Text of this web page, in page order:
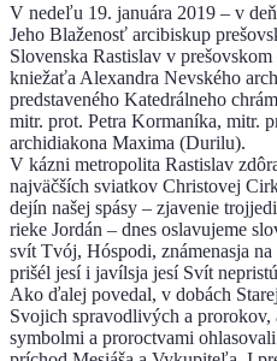
V nedeľu 19. januára 2019 – v
Jeho Blaženosť arcibiskup
Slovenska Rastislav v
kniežaťa Alexandra Nevského
predstaveného Katedrálneho
mitr. prot. Petra Kormaníka, mitr.
archidiakona Maxima (Durilu).
V kázni metropolita Rastislav
najväčších sviatkov Christovej
dejín našej spásy – zjavenie
rieke Jordán – dnes oslavujeme
svít Tvój, Hóspodi, známenasja
prišél jesí i javílsja jesí Svít
Ako ďalej povedal, v dobách
Svojich spravodlivých a
symbolmi a proroctvami